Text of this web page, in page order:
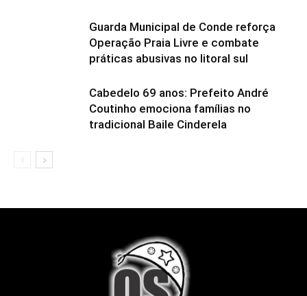
Guarda Municipal de Conde reforça
Operação Praia Livre e combate
práticas abusivas no litoral sul
Cabedelo 69 anos: Prefeito André
Coutinho emociona famílias no
tradicional Baile Cinderela